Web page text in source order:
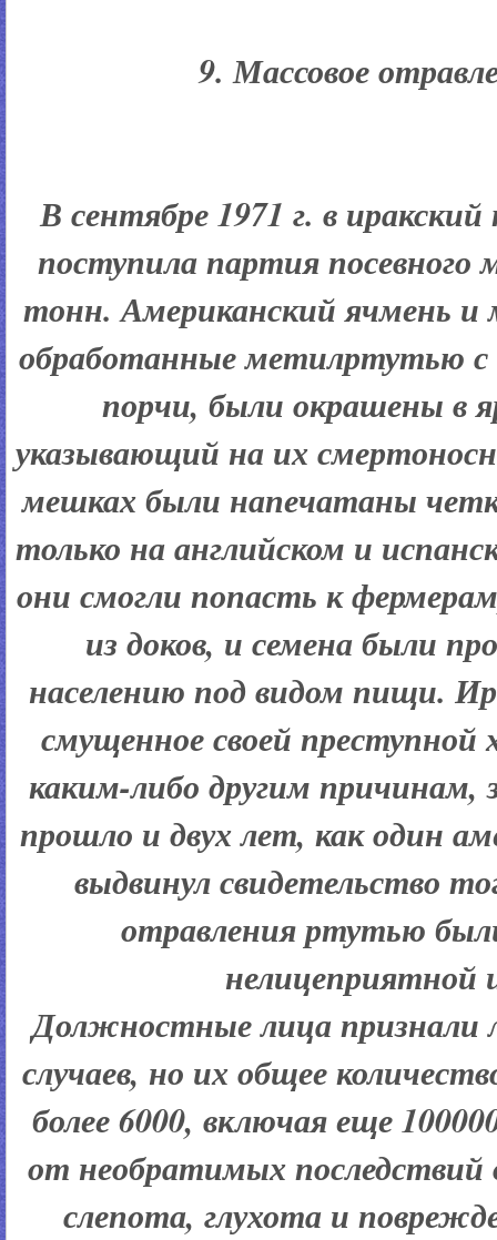
9. Массовое
В сентябре 1971 г. в
поступила партия посевного
тонн. Американский ячмень и
обработанные метилртутью с
порчи, были окрашены в
указывающий на их
мешках были напечатаны
только на английском и
они смогли попасть к
из доков, и семена были
населению под видом пищи.
смущенное своей
каким-либо другим
прошло и двух лет, как один
выдвинул свидетельство
отравления ртутью
нелицеприятной
Должностные лица признали
случаев, но их общее
более 6000, включая еще
от необратимых последствий
слепота, глухота и